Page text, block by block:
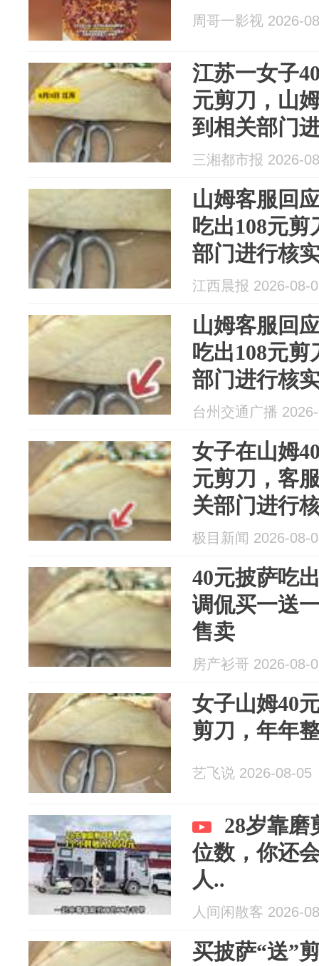
周哥一影视 2026-
江苏一女子
元剪刀，山
到相关部门
三湘都市报 2026-
山姆客服回
吃出108元剪
部门进行核
江西晨报 2026-08-
山姆客服回
吃出108元剪
部门进行核
台州交通广播
女子在山姆
元剪刀，客
关部门进行
极目新闻 2026-08-
40元披萨吃
调侃买一送
售卖
房产衫哥 2026-08-
女子山姆40
剪刀，年年
艺飞说 2026-08-05
28岁靠磨
位数，你还
人..
人间闲散客 2026-
买披萨“送”